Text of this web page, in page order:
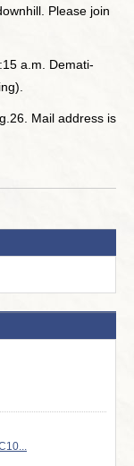
Please join
a.m. Demati-
Mail address is